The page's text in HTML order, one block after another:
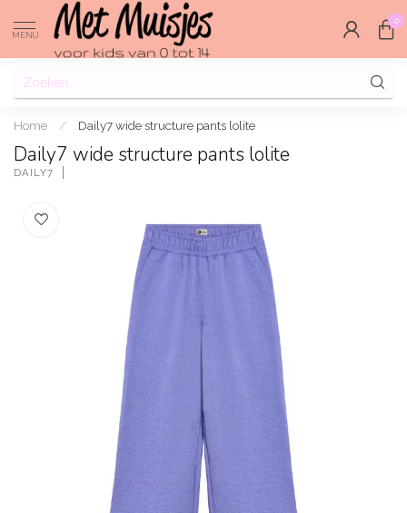
MENU
0
Home / Daily7 wide structure pants lolite
Daily7 wide structure pants lolite
DAILY7